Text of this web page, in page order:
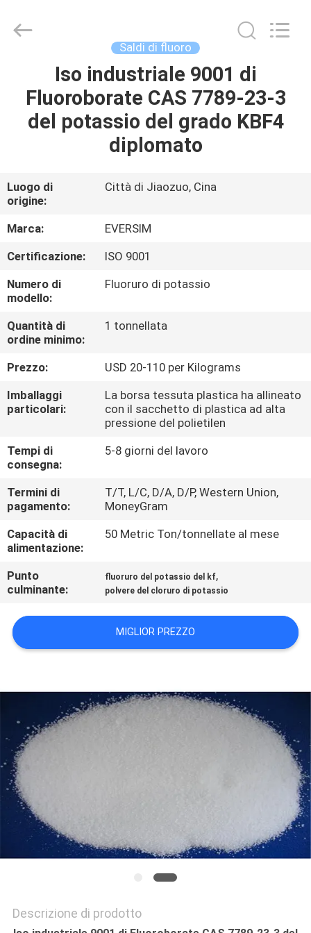
PRODOTTI
SU
DI
NOI
VISITA
ALLA
FABBRICA
CONTROLLO
DELLA
NOTIZIE
CASI
CHIEDI UN
PREVENTIVO
SITO
POLITICA
SULLA
RISERVATEZZA
Imp.&Exp.Co.,Ltd.
Saldi di fluoro
Iso industriale 9001 di
Fluoroborate CAS 7789-23-3
del potassio del grado KBF4
diplomato
Luogo di
origine:
Città di Jiaozuo, Cina
Marca:
EVERSIM
Certificazione:
ISO 9001
Numero di
modello:
Fluoruro di potassio
Quantità di
ordine minimo:
1 tonnellata
Prezzo:
USD 20-110 per Kilograms
Imballaggi
particolari:
La borsa tessuta plastica ha allineato
con il sacchetto di plastica ad alta
pressione del polietilen
Tempi di
consegna:
5-8 giorni del lavoro
Termini di
pagamento:
T/T, L/C, D/A, D/P, Western Union,
MoneyGram
Capacità di
alimentazione:
50 Metric Ton/tonnellate al mese
Punto
culminante:
fluoruro del potassio del kf,
polvere del cloruro di potassio
MIGLIOR PREZZO
Descrizione di prodotto